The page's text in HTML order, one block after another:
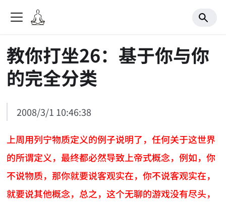
教你打坐26：基于你与你
的完全分类
2008/3/1 10:46:38
上周用列宁物质定义的例子说明了，任何关于这世界
的所谓定义，最终都必然导致上帝式概念，例如，你
不说物质，那你就要说客观实在，你不说客观实在，
就要说其他概念，总之，这个无聊的游戏没有尽头，